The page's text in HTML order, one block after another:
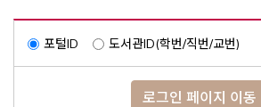
포털ID 도서관ID(학번/직번/교번)
로그인 페이지 이동